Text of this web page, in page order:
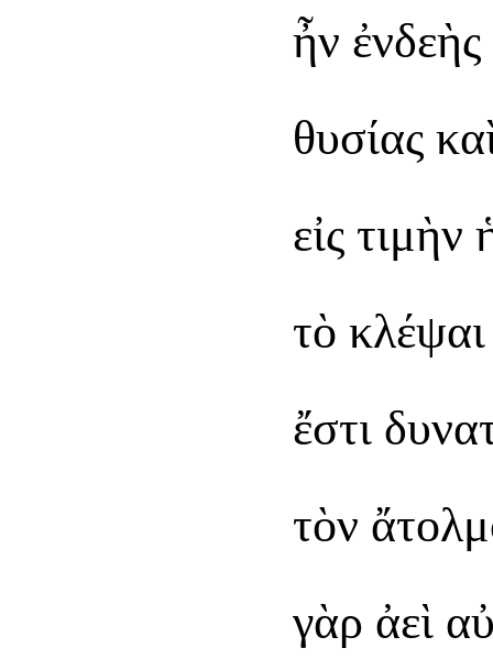
ἦν
θυσίας
εἰς τιμὴν
τὸ
ἔστι
τὸν
γὰρ ἀεὶ